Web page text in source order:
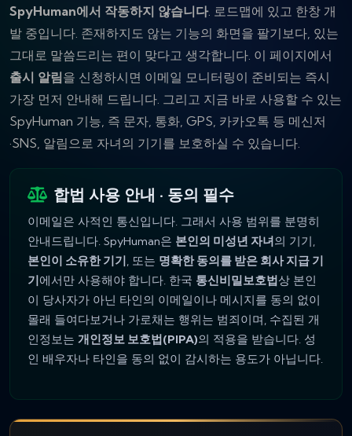
SpyHuman에서 작동하지 않습니다. 로드맵에 있고 한창 개
발 중입니다. 존재하지도 않는 기능의 화면을 팔기보다, 있는
그대로 말씀드리는 편이 맞다고 생각합니다. 이 페이지에서
출시 알림을 신청하시면 이메일 모니터링이 준비되는 즉시
가장 먼저 안내해 드립니다. 그리고 지금 바로 사용할 수 있는
SpyHuman 기능, 즉 문자, 통화, GPS, 카카오톡 등 메신저
·SNS, 알림으로 자녀의 기기를 보호하실 수 있습니다.
합법 사용 안내 · 동의 필수
이메일은 사적인 통신입니다. 그래서 사용 범위를 분명히
안내드립니다. SpyHuman은 본인의 미성년 자녀의 기기,
본인이 소유한 기기, 또는 명확한 동의를 받은 회사 지급 기
기에서만 사용해야 합니다. 한국 통신비밀보호법상 본인
이 당사자가 아닌 타인의 이메일이나 메시지를 동의 없이
몰래 들여다보거나 가로채는 행위는 범죄이며, 수집된 개
인정보는 개인정보 보호법(PIPA)의 적용을 받습니다. 성
인 배우자나 타인을 동의 없이 감시하는 용도가 아닙니다.